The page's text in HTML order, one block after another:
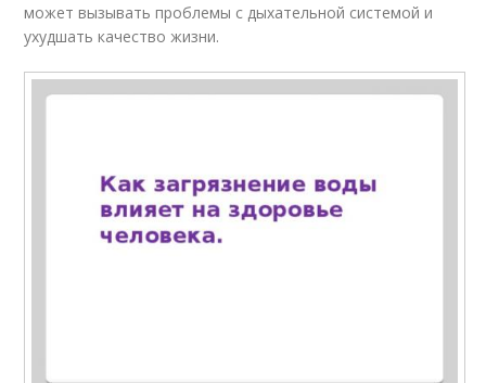
может вызывать проблемы с дыхательной системой и
ухудшать качество жизни.